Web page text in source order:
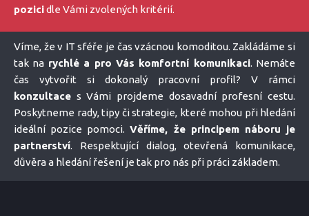
pozicidle Vámi zvolených kritérií.
Víme, že v IT sféře je čas vzácnou komoditou. Zakládáme si
tak na rychlé a pro Vás komfortní komunikaci. Nemáte
čas vytvořit si dokonalý pracovní profil? V rámci
konzultace s Vámi projdeme dosavadní profesní cestu.
Poskytneme rady, tipy či strategie, které mohou při hledání
ideální pozice pomoci.Věříme, že principem náboru je
partnerství. Respektující dialog, otevřená komunikace,
důvěra a hledání řešení je tak pro nás při práci základem.